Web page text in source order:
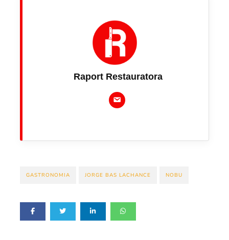
Raport Restauratora
GASTRONOMIA JORGE BAS LACHANCE NOBU